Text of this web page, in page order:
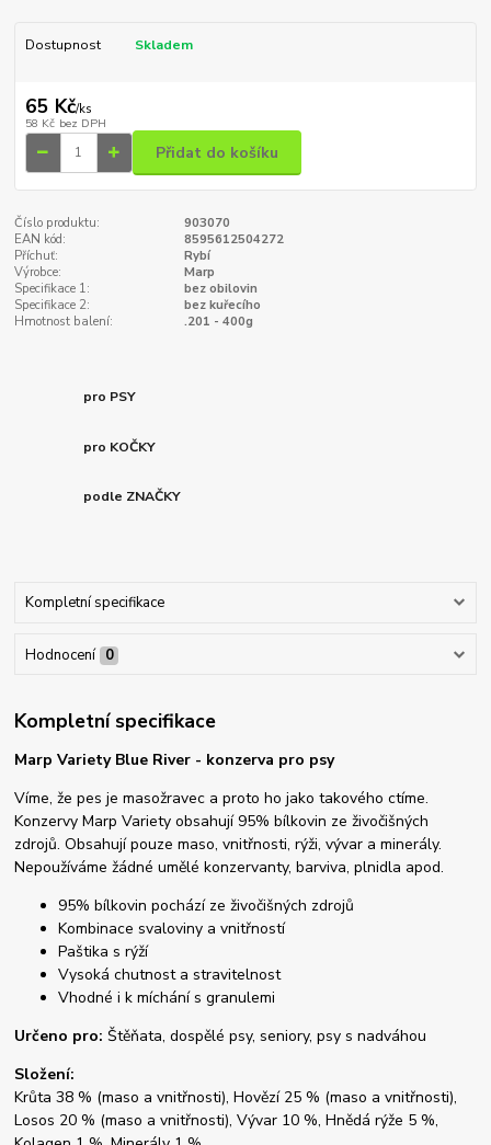
Dostupnost Skladem
65 Kč/ks
58 Kč bez DPH
Přidat do košíku
Číslo produktu:
903070
EAN kód:
8595612504272
Příchuť:
Rybí
Výrobce:
Marp
Specifikace 1:
bez obilovin
Specifikace 2:
bez kuřecího
Hmotnost balení:
.201 - 400g
pro PSY
pro KOČKY
podle ZNAČKY
Kompletní specifikace
Hodnocení 0
Kompletní specifikace
Marp Variety Blue River - konzerva pro psy
Víme, že pes je masožravec a proto ho jako takového ctíme.
Konzervy Marp Variety obsahují 95% bílkovin ze živočišných
zdrojů. Obsahují pouze maso, vnitřnosti, rýži, vývar a minerály.
Nepoužíváme žádné umělé konzervanty, barviva, plnidla apod.
95% bílkovin pochází ze živočišných zdrojů
Kombinace svaloviny a vnitřností
Paštika s rýží
Vysoká chutnost a stravitelnost
Vhodné i k míchání s granulemi
Určeno pro: Štěňata, dospělé psy, seniory, psy s nadváhou
Složení:
Krůta 38 % (maso a vnitřnosti), Hovězí 25 % (maso a vnitřnosti),
Losos 20 % (maso a vnitřnosti), Vývar 10 %, Hnědá rýže 5 %,